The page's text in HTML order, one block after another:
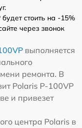
стоить на -15%
через звонок
выполняется
ремонта. В
Polaris P-100VP
и привезет
центра Polaris в